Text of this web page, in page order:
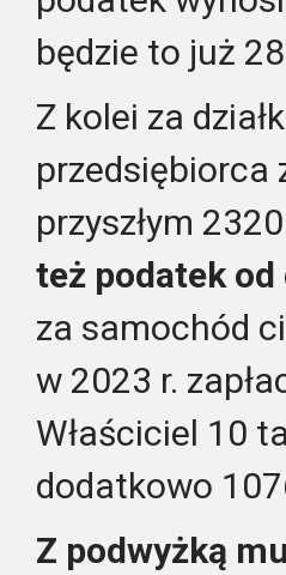
będzie to już
Z kolei za
przedsiębiorca
przyszłym 2320
też podatek
za samochód
w 2023 r.
Właściciel 10
dodatkowo
Z podwyżką